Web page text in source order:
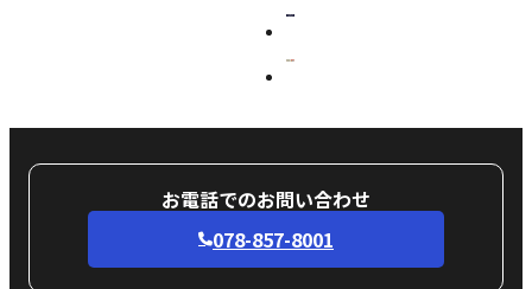
お電話でのお問い合わせ
078-857-8001